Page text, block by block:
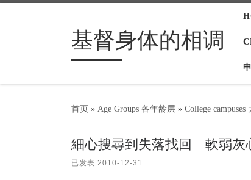
基督身体的相调
首页 » Age Groups 各年龄层 » College campuses
細心搜尋到失落找回 軟弱灰
已发表 2010-12-31